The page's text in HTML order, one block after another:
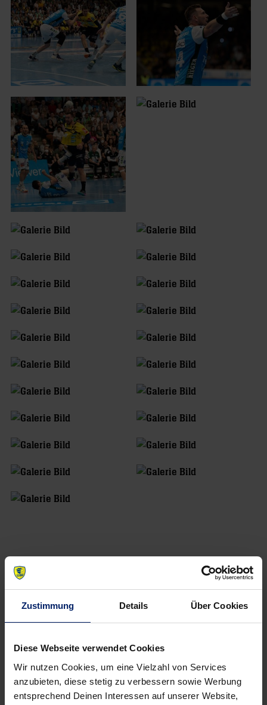
Zustimmung Details Über Cookies
Diese Webseite verwendet Cookies
Wir nutzen Cookies, um eine Vielzahl von Services
anzubieten, diese stetig zu verbessern sowie Werbung
entsprechend Deinen Interessen auf unserer Website,